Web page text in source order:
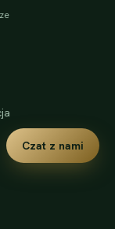
Czat z nami